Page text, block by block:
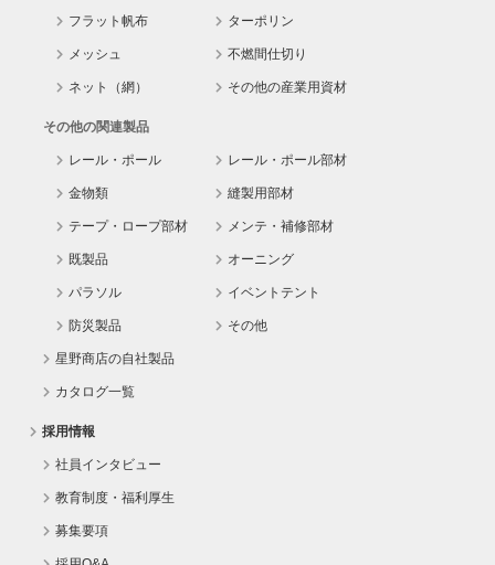
フラット帆布 ターポリン
メッシュ 不燃間仕切り
ネット（網） その他の産業用資材
その他の関連製品
レール・ポール レール・ポール部材
金物類 縫製用部材
テープ・ロープ部材 メンテ・補修部材
既製品 オーニング
パラソル イベントテント
防災製品 その他
星野商店の自社製品
カタログ一覧
採用情報
社員インタビュー
教育制度・福利厚生
募集要項